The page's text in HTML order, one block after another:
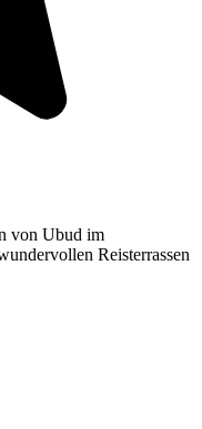
von Ubud im
Reisterrassen